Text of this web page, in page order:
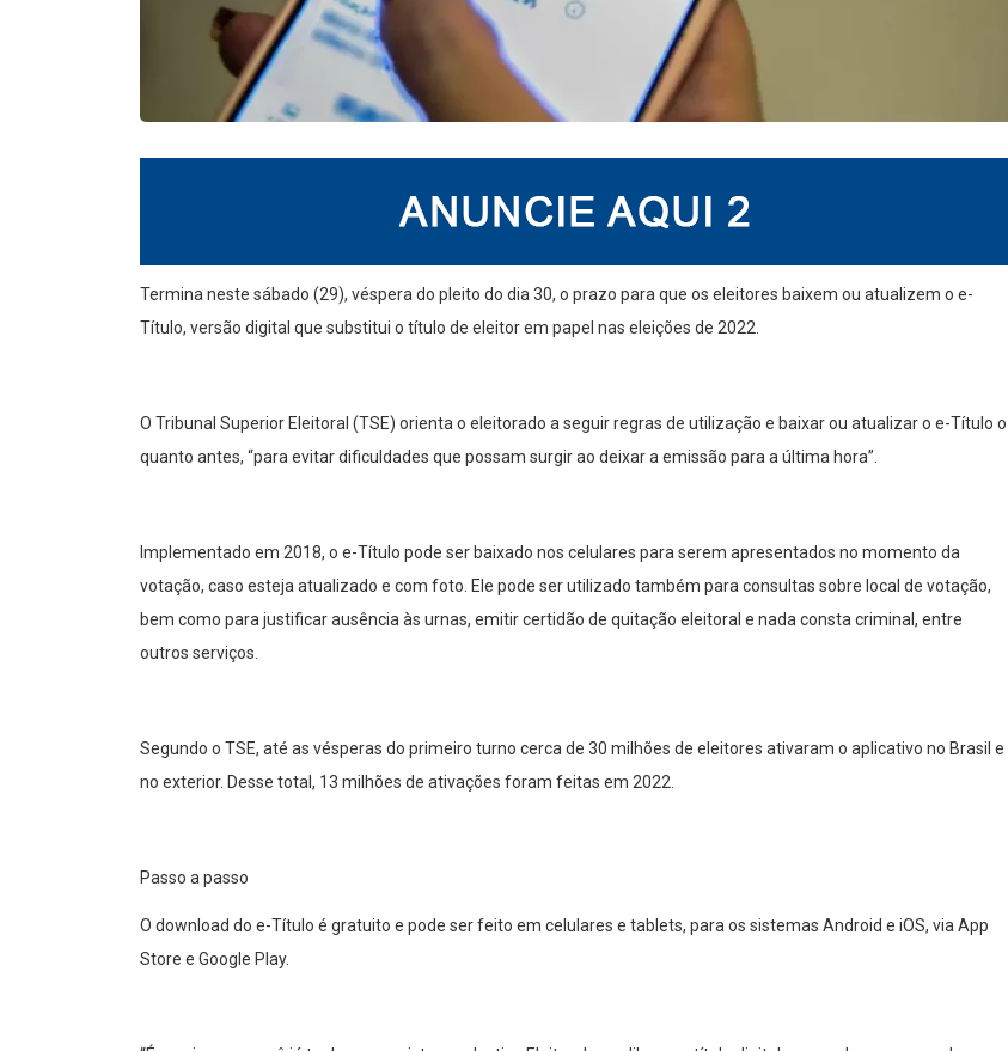
Termina neste sábado (29), véspera do pleito do dia 30, o prazo para que os eleitores baixem ou atualizem o e-
Título, versão digital que substitui o título de eleitor em papel nas eleições de 2022.
O Tribunal Superior Eleitoral (TSE) orienta o eleitorado a seguir regras de utilização e baixar ou atualizar o e-Título o
quanto antes, “para evitar dificuldades que possam surgir ao deixar a emissão para a última hora”.
Implementado em 2018, o e-Título pode ser baixado nos celulares para serem apresentados no momento da
votação, caso esteja atualizado e com foto. Ele pode ser utilizado também para consultas sobre local de votação,
bem como para justificar ausência às urnas, emitir certidão de quitação eleitoral e nada consta criminal, entre
outros serviços.
Segundo o TSE, até as vésperas do primeiro turno cerca de 30 milhões de eleitores ativaram o aplicativo no Brasil e
no exterior. Desse total, 13 milhões de ativações foram feitas em 2022.
Passo a passo
O download do e-Título é gratuito e pode ser feito em celulares e tablets, para os sistemas Android e iOS, via App
Store e Google Play.